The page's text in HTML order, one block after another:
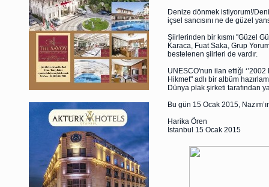
Denize dönmek istiyorum!/
içsel sancısını ne de güzel
Şiirlerinden bir kısmı ''Güzel
Karaca, Fuat Saka, Grup
bestelenen şiirleri de vardır.
UNESCO'nun ilan ettiği ‘’2002
Hikmet" adlı bir albüm
Dünya plak şirketi tarafından
Bu gün 15 Ocak 2015,
Harika Ören
İstanbul 15 Ocak 2015